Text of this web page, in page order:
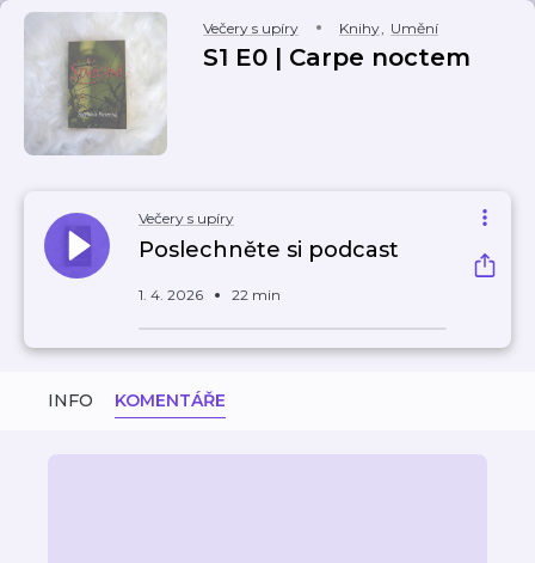
Večery s upíry Knihy, Umění
S1 E0 | Carpe noctem
Večery s upíry
Poslechněte si podcast
1. 4. 2026 22 min
INFO KOMENTÁŘE